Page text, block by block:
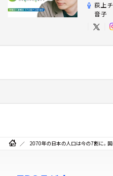
荻上
音子
2070年の日本の人口は今の7割に。国